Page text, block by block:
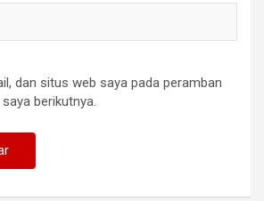
dan situs web saya pada peramban
berikutnya.